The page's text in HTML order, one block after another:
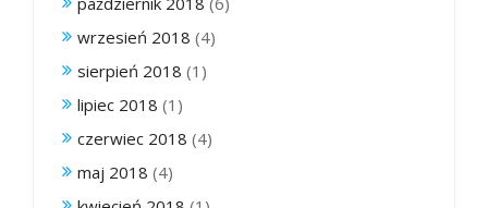
wrzesień 2018 (4)
sierpień 2018 (1)
lipiec 2018 (1)
czerwiec 2018 (4)
maj 2018 (4)